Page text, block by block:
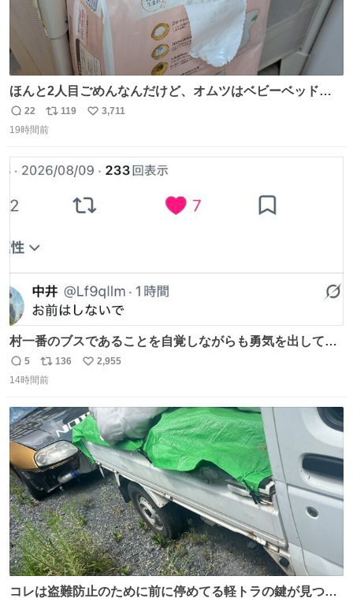
ほんと2人目ごめんなんだけど、オムツはベビーベッドにS
字フックで吊るしてる😂
返
信
22
リ
ポ
ト
119
い
数
3,711
19時間前
村一番のブスであることを自覚しながらも勇気を出して村
長の息子に恋文を書いたら翌日村の共用井戸に捨てられて
たときの顔になった
返
信
5
リ
ポ
ト
数
136
い
数
2,955
14時間前
コレは盗難防止のために前に停めてる軽トラの鍵が見つか